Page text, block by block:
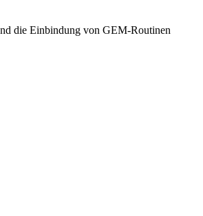
die Einbindung von GEM-Routinen